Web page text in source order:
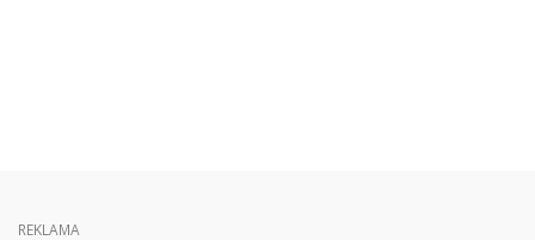
REKLAMA